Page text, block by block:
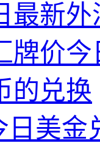
最新
牌价
的兑换
日美金